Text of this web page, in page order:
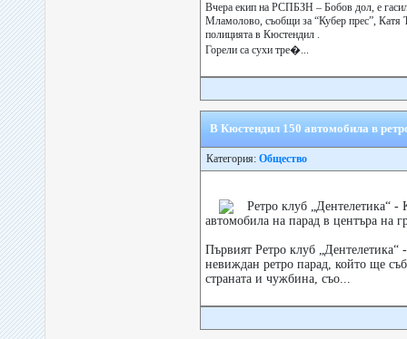
Вчера екип на РСПБЗН – Бобов дол, е
Мламолово, съобщи за “Кубер прес”, Катя
полицията в Кюстендил .
Горели са сухи тре�...
В Кюстендил 150 автомобила в
Категория: Общество
Ретро клуб „Дентелетика“
автомобила на парад в центъра на
Първият Ретро клуб
невиждан ретро парад, който ще
страната и чужбина, съо...